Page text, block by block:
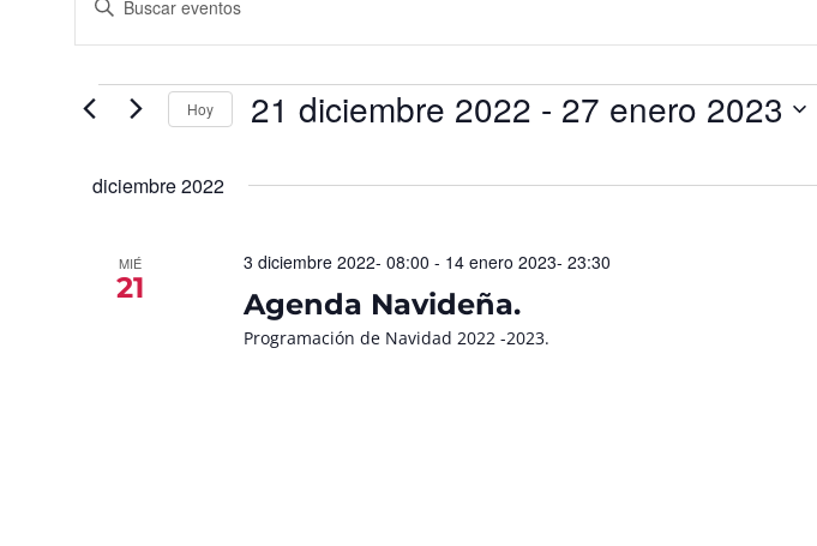
de
búsqueda
vistas
Eventos
palabra
clave.
para
la
palabra
Hoy 21 diciembre 2022 - 27 enero 2023
diciembre 2022
MIÉ
21 Agenda Navideña.
3 diciembre 2022- 08:00 - 14 enero 2023- 23:30
Programación de Navidad 2022 -2023.